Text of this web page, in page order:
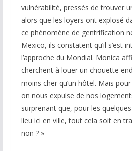
vulnérabilité, pressés de trouver
alors que les loyers ont explosé
ce phénomène de gentrification
Mexico, ils constatent qu’il s’est
l’approche du Mondial. Monica
cherchent à louer un chouette
moins cher qu’un hôtel. Mais
on nous expulse de nos
surprenant que, pour les
lieu ici en ville, tout cela soit en
non ? »